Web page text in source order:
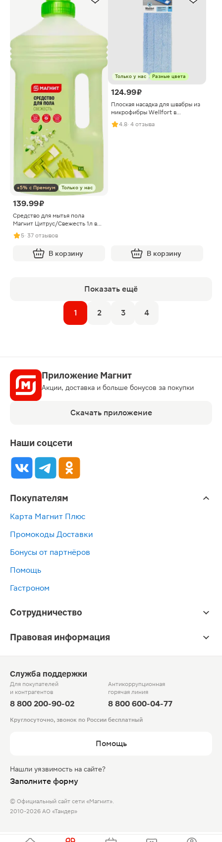
+5% с Премиум Только у нас
139.99 ₽
Средство для мытья пола
Магнит Цитрус/Свежесть 1л в
ассортименте
5· 37 отзывов
В корзину
Только у нас Разные цвета
124.99 ₽
Плоская насадка для швабры из
микрофибры Wellfort в
ассортименте
4.8· 4 отзыва
В корзину
Показать ещё
1 2 3 4
Приложение Магнит
Акции, доставка и больше бонусов за покупки
Скачать приложение
Наши соцсети
Покупателям
Карта Магнит Плюс
Промокоды Доставки
Бонусы от партнёров
Помощь
Гастроном
Сотрудничество
Правовая информация
Служба поддержки
Для покупателей
и контрагентов
8 800 200-90-02
Антикоррупционная
горячая линия
8 800 600-04-77
Круглосуточно, звонок по России бесплатный
Помощь
Нашли уязвимость на сайте?
Заполните форму
© Официальный сайт сети «Магнит».
2010-2026 АО «Тандер»